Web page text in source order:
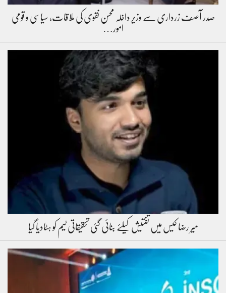
صدر آصف زرداری سے وزیر داخلہ محسن نقوی کی ملاقات، سیاسی و قومی
امور…
میر رضا کیس میں تفتیش کیلئے بنائی گئی تحقیقاتی ٹیم کو ہٹادیا گیا